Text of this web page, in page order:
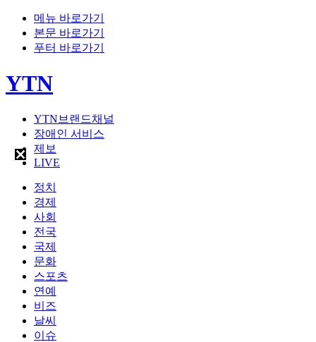
메뉴 바로가기
본문 바로가기
푸터 바로가기
YTN
YTN브랜드채널
장애인 서비스
제보
LIVE
정치
경제
사회
전국
국제
문화
스포츠
연예
비즈
날씨
이슈